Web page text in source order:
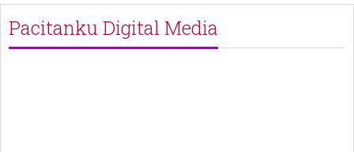
Pacitanku Digital Media